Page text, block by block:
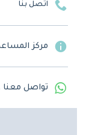
اتصل بنا
مركز
تواصل معنا